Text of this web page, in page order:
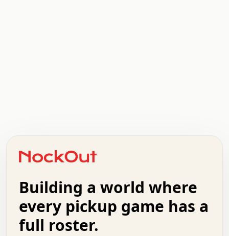
+   .   .   .   .   .   .   .   .   .   +   .   .
.   .   .   .   .   .   .   .   .   .   .   :   .
.   .   .   .   +   .   .   .   .   .   .   .   +
.   :   .   .   .   .   .   .   .   .   o   .   .
.   .   x   .   .   .   .   .   .   :   .   .   o
.   .   .   .   :   .   .   .   .   o   .   .   .
Building a world where
every pickup game has a
full roster.